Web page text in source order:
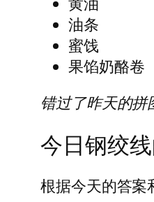
油条
蜜饯
果馅奶酪卷
错过了昨天的拼
今日钢绞
根据今天的答案